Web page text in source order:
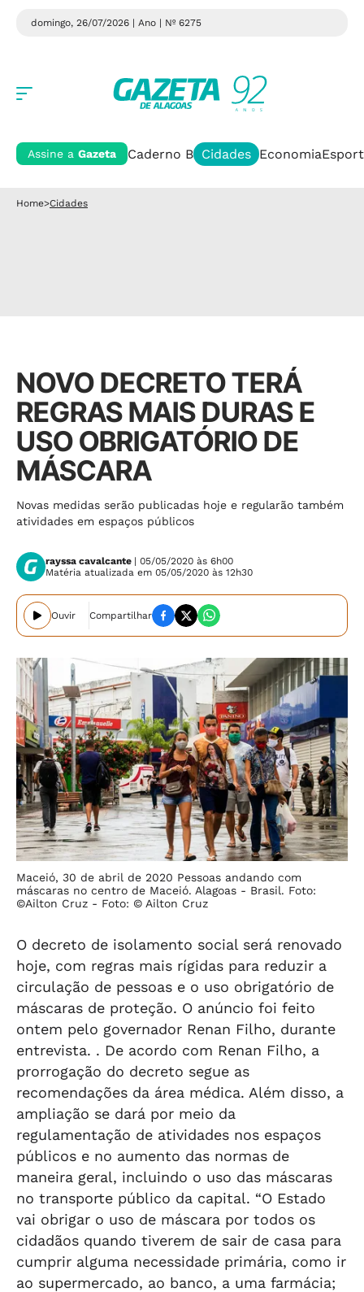
domingo, 26/07/2026 | Ano | Nº 6275
Assine a Gazeta Caderno B Cidades Economia
Home>Cidades
NOVO DECRETO TERÁ
REGRAS MAIS DURAS E
USO OBRIGATÓRIO DE
MÁSCARA
Novas medidas serão publicadas hoje e regularão também
atividades em espaços públicos
rayssa cavalcante | 05/05/2020 às 6h00
Matéria atualizada em 05/05/2020 às 12h30
Ouvir Compartilhar
Maceió, 30 de abril de 2020 Pessoas andando com
máscaras no centro de Maceió. Alagoas - Brasil. Foto:
©Ailton Cruz - Foto: © Ailton Cruz
O decreto de isolamento social será renovado
hoje, com regras mais rígidas para reduzir a
circulação de pessoas e o uso obrigatório de
máscaras de proteção. O anúncio foi feito
ontem pelo governador Renan Filho, durante
entrevista. . De acordo com Renan Filho, a
prorrogação do decreto segue as
recomendações da área médica. Além disso, a
ampliação se dará por meio da
regulamentação de atividades nos espaços
públicos e no aumento das normas de
maneira geral, incluindo o uso das máscaras
no transporte público da capital. “O Estado
vai obrigar o uso de máscara por todos os
cidadãos quando tiverem de sair de casa para
cumprir alguma necessidade primária, como ir
ao supermercado, ao banco, a uma farmácia;